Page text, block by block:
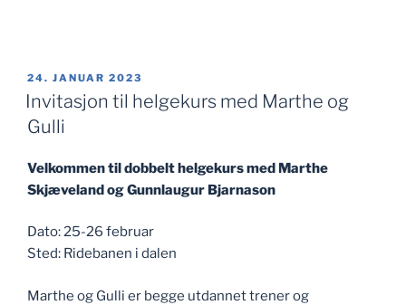
PUBLISERT
24. JANUAR 2023
Invitasjon til helgekurs med Marthe og
Gulli
Velkommen tildobbelt helgekurs med Marthe
Skjæveland og Gunnlaugur Bjarnason
Dato: 25-26 februar
Sted: Ridebanen i dalen
Marthe og Gulli er begge utdannet trener og